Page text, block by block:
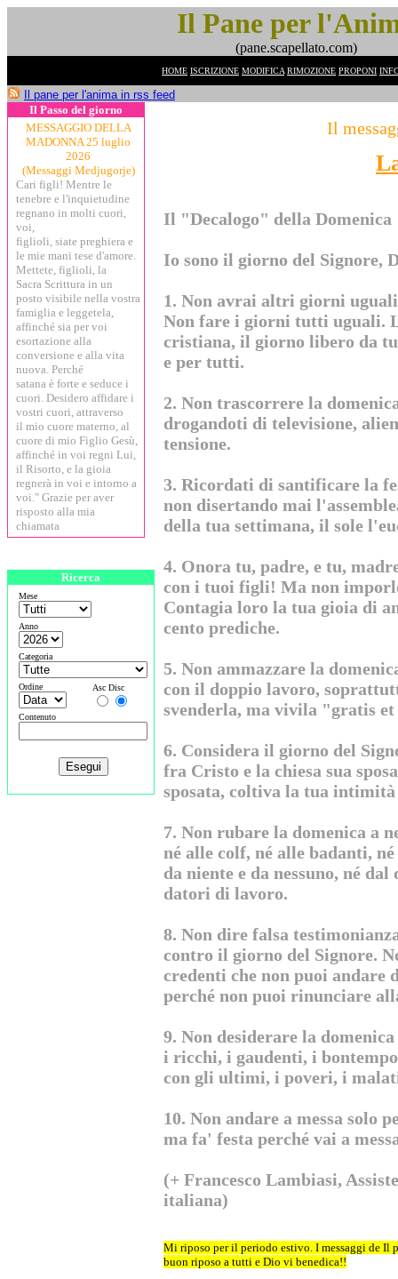
Il Pane per
(pane.scapellato.com)
HOME ISCRIZIONE MODIFICA RIMOZIONE PROPONI
Il pane per l'anima in rss feed
Il Passo del giorno
MESSAGGIO DELLA
MADONNA 25 luglio
2026
(Messaggi Medjugorje)
Cari figli! Mentre le
tenebre e l'inquietudine
regnano in molti cuori,
voi,
figlioli, siate preghiera e
le mie mani tese d'amore.
Mettete, figlioli, la
Sacra Scrittura in un
posto visibile nella vostra
famiglia e leggetela,
affinché sia per voi
esortazione alla
conversione e alla vita
nuova. Perché
satana è forte e seduce i
cuori. Desidero affidare i
vostri cuori, attraverso
il mio cuore materno, al
cuore di mio Figlio Gesù,
affinché in voi regni Lui,
il Risorto, e la gioia
regnerà in voi e intorno a
voi." Grazie per aver
risposto alla mia
chiamata
Ricerca
Mese
Anno
Categoria
Ordine Asc Disc
Contenuto
Il
Il "Decalogo" della Domenica
Io sono il giorno del Signore,
1. Non avrai altri giorni
Non fare i giorni tutti uguali.
cristiana, il giorno libero da
e per tutti.
2. Non trascorrere la
drogandoti di televisione,
tensione.
3. Ricordati di santificare la
non disertando mai
della tua settimana, il sole
4. Onora tu, padre, e tu,
con i tuoi figli! Ma non
Contagia loro la tua gioia di
cento prediche.
5. Non ammazzare la
con il doppio lavoro,
svenderla, ma vivila "gratis
6. Considera il giorno del
fra Cristo e la chiesa sua
sposata, coltiva la tua
7. Non rubare la domenica a
né alle colf, né alle badanti,
da niente e da nessuno, né
datori di lavoro.
8. Non dire falsa
contro il giorno del Signore.
credenti che non puoi andare
perché non puoi rinunciare
9. Non desiderare la
i ricchi, i gaudenti, i
con gli ultimi, i poveri, i
10. Non andare a messa solo
ma fa' festa perché vai a
(+ Francesco Lambiasi,
italiana)
Mi riposo per il periodo estivo. I messaggi de Il
buon riposo a tutti e Dio vi benedica!!